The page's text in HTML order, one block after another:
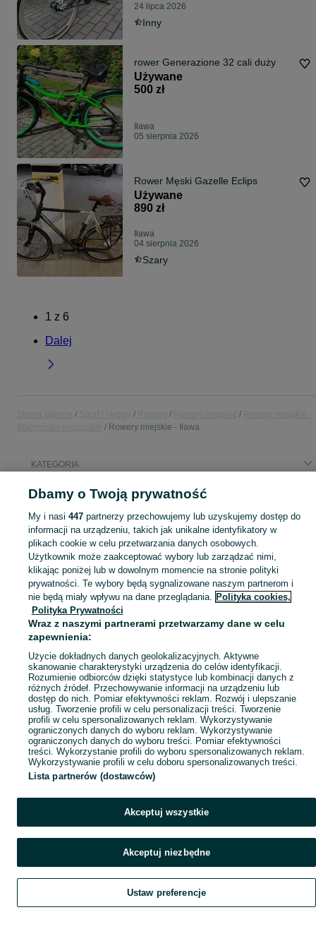
24 lipca 2026
Inny
rower Generazione 32 cali duży
Używane
500 zł
Iława
05 sierpnia 2026
Rower Męski Gazelle Eclips
Używane
890 zł
Iława
04 sierpnia 2026
Szary
1 z 6
Dalej
Rowery miejskie - Iława
KATEGORIA
Popularne wyszukiwania
rower z przerzutkami w piaście
Sprzedaż rowerów miejskich Iława ▶️ Aktualne oferty nowe i używane ✅ Szeroki wybór produktów w najlepszych cenach ✌ Sprawdź oferty na OLX.pl! Zobacz
Mapa kategorii
Mapa miejscowości
Mapa ministron
Szukaj Obserwujesz Dodaj Czat Konto
Dbamy o Twoją prywatność
My i nasi 447partnerzy przechowujemy lub uzyskujemy dostęp do
informacji na urządzeniu, takich jak unikalne identyfikatory w
plikach cookie w celu przetwarzania danych osobowych.
Użytkownik może zaakceptować wybory lub zarządzać nimi,
klikając poniżej lub w dowolnym momencie na stronie polityki
prywatności. Te wybory będą sygnalizowane naszym partnerom i
nie będą miały wpływu na dane przeglądania. Polityka cookies,
Polityka Prywatności
Wraz z naszymi partnerami przetwarzamy dane w celu
zapewnienia:
Użycie dokładnych danych geolokalizacyjnych. Aktywne
skanowanie charakterystyki urządzenia do celów identyfikacji.
Rozumienie odbiorców dzięki statystyce lub kombinacji danych z
różnych źródeł. Przechowywanie informacji na urządzeniu lub
dostęp do nich. Pomiar efektywności reklam. Rozwój i ulepszanie
usług. Tworzenie profili w celu personalizacji treści. Tworzenie
profili w celu spersonalizowanych reklam. Wykorzystywanie
ograniczonych danych do wyboru reklam. Wykorzystywanie
ograniczonych danych do wyboru treści. Pomiar efektywności
treści. Wykorzystanie profili do wyboru spersonalizowanych reklam.
Wykorzystywanie profili w celu doboru spersonalizowanych treści.
Lista partnerów (dostawców)
Akceptuj wszystkie
Akceptuj niezbędne
Ustaw preferencje